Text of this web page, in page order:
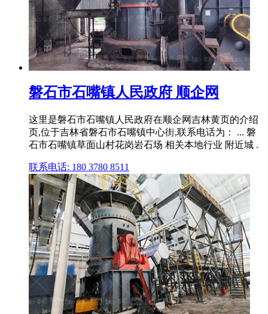
磐石市石嘴镇人民政府 顺企网
这里是磐石市石嘴镇人民政府在顺企网吉林黄页的介绍
页,位于吉林省磐石市石嘴镇中心街,联系电话为： ... 磐
石市石嘴镇草面山村花岗岩石场 相关本地行业 附近城 .
联系电话: 180 3780 8511